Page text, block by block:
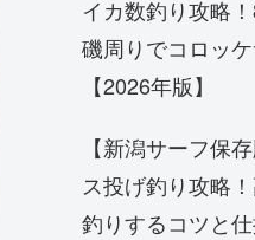
イカ数釣り攻略
磯周りでコロッ
【2026年版】
【新潟サーフ保
ス投げ釣り攻略
釣りするコツと